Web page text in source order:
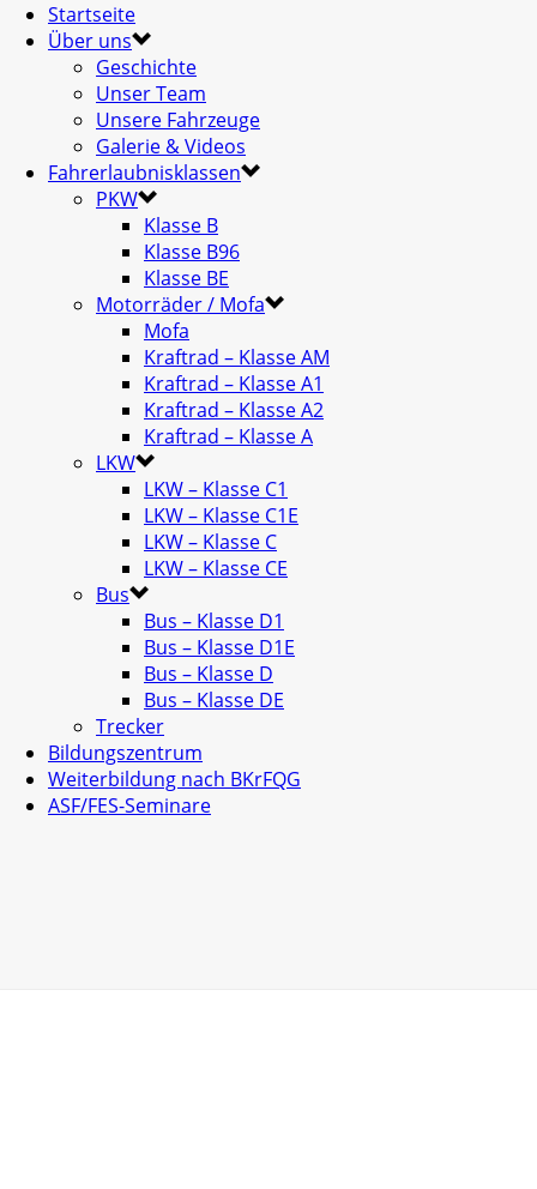
Startseite
Über uns
Geschichte
Unser Team
Unsere Fahrzeuge
Galerie & Videos
Fahrerlaubnisklassen
PKW
Klasse B
Klasse B96
Klasse BE
Motorräder / Mofa
Mofa
Kraftrad – Klasse AM
Kraftrad – Klasse A1
Kraftrad – Klasse A2
Kraftrad – Klasse A
LKW
LKW – Klasse C1
LKW – Klasse C1E
LKW – Klasse C
LKW – Klasse CE
Bus
Bus – Klasse D1
Bus – Klasse D1E
Bus – Klasse D
Bus – Klasse DE
Trecker
Bildungszentrum
Weiterbildung nach BKrFQG
ASF/FES-Seminare